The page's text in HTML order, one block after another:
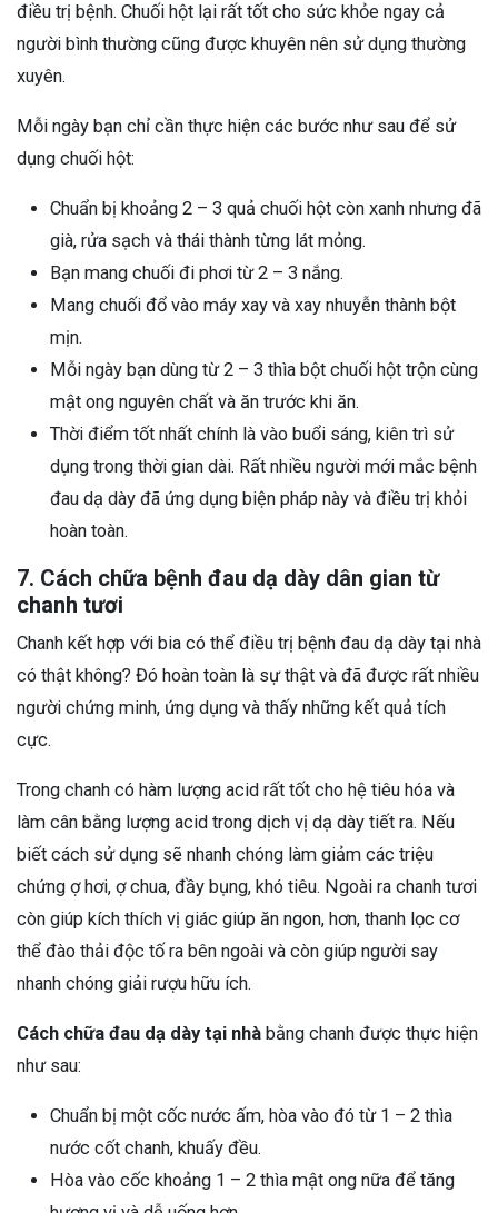
điều trị bệnh. Chuối hột lại rất tốt cho sức khỏe ngay cả
người bình thường cũng được khuyên nên sử dụng thường
xuyên.
Mỗi ngày bạn chỉ cần thực hiện các bước như sau để sử
dụng chuối hột:
Chuẩn bị khoảng 2 – 3 quả chuối hột còn xanh nhưng đã
già, rửa sạch và thái thành từng lát mỏng.
Bạn mang chuối đi phơi từ 2 – 3 nắng.
Mang chuối đổ vào máy xay và xay nhuyễn thành bột
mịn.
Mỗi ngày bạn dùng từ 2 – 3 thìa bột chuối hột trộn cùng
mật ong nguyên chất và ăn trước khi ăn.
Thời điểm tốt nhất chính là vào buổi sáng, kiên trì sử
dụng trong thời gian dài. Rất nhiều người mới mắc bệnh
đau dạ dày đã ứng dụng biện pháp này và điều trị khỏi
hoàn toàn.
7. Cách chữa bệnh đau dạ dày dân gian từ
chanh tươi
Chanh kết hợp với bia có thể điều trị bệnh đau dạ dày tại nhà
có thật không? Đó hoàn toàn là sự thật và đã được rất nhiều
người chứng minh, ứng dụng và thấy những kết quả tích
cực.
Trong chanh có hàm lượng acid rất tốt cho hệ tiêu hóa và
làm cân bằng lượng acid trong dịch vị dạ dày tiết ra. Nếu
biết cách sử dụng sẽ nhanh chóng làm giảm các triệu
chứng ợ hơi, ợ chua, đầy bụng, khó tiêu. Ngoài ra chanh tươi
còn giúp kích thích vị giác giúp ăn ngon, hơn, thanh lọc cơ
thể đào thải độc tố ra bên ngoài và còn giúp người say
nhanh chóng giải rượu hữu ích.
Cách chữa đau dạ dày tại nhà bằng chanh được thực hiện
như sau:
Chuẩn bị một cốc nước ấm, hòa vào đó từ 1 – 2 thìa
nước cốt chanh, khuấy đều.
Hòa vào cốc khoảng 1 – 2 thìa mật ong nữa để tăng